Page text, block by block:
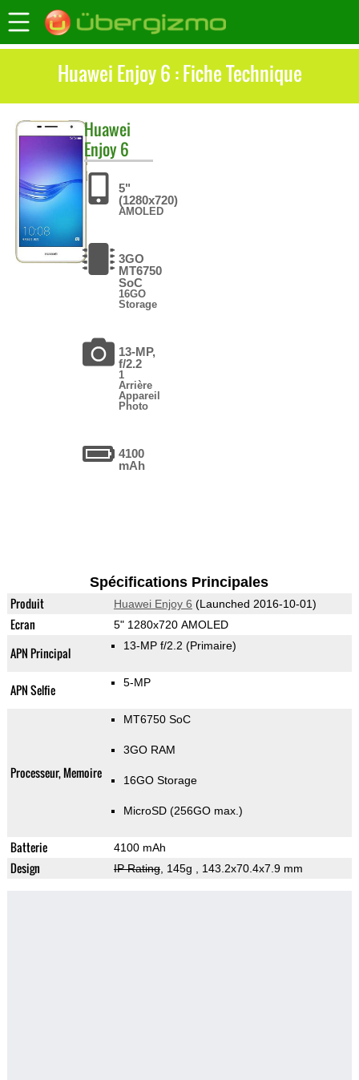
Huawei Enjoy 6 : Fiche Technique
Huawei
Enjoy 6
5"
(1280x720)
AMOLED
3GO
MT6750
SoC
16GO
Storage
13-MP,
f/2.2
1
Arrière
Appareil
Photo
4100
mAh
Spécifications Principales
Produit Huawei Enjoy 6 (Launched 2016-10-01)
Ecran 5" 1280x720 AMOLED
APN Principal 13-MP f/2.2 (Primaire)
APN Selfie 5-MP
Processeur, Memoire
MT6750 SoC
3GO RAM
16GO Storage
MicroSD (256GO max.)
Batterie 4100 mAh
Design IP Rating, 145g , 143.2x70.4x7.9 mm